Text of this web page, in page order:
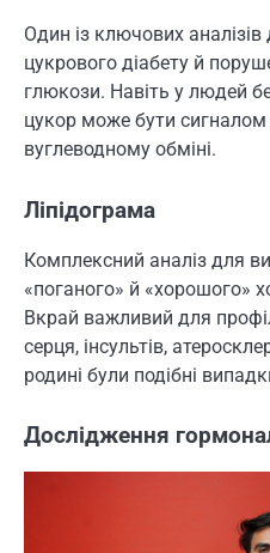
Один із ключових аналізів
цукрового діабету й
глюкози. Навіть у людей
цукор може бути сигналом
вуглеводному обміні.
Ліпідограма
Комплексний аналіз для
«поганого» й «хорошого»
Вкрай важливий для
серця, інсультів,
родині були подібні
Дослідження